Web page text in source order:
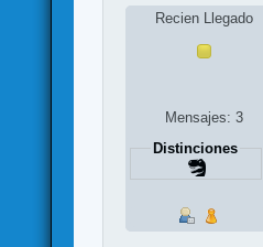
Recien Llegado
Mensajes: 3
Distinciones